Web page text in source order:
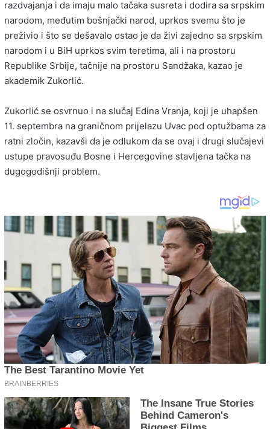
razdvajanja i da imaju malo tačaka susreta i dodira sa srpskim
narodom, međutim bošnjački narod, uprkos svemu što je
preživio i što se dešavalo ostao je da živi zajedno sa srpskim
narodom i u BiH uprkos svim teretima, ali i na prostoru
Republike Srbije, tačnije na prostoru Sandžaka, kazao je
akademik Zukorlić.
Zukorlić se osvrnuo i na slučaj Edina Vranja, koji je uhapšen
11. septembra na graničnom prijelazu Uvac pod optužbama za
ratni zločin, kazavši da je odlukom da se ovaj i drugi slučajevi
ustupe pravosuđu Bosne i Hercegovine stavljena tačka na
dugogodišnji problem.